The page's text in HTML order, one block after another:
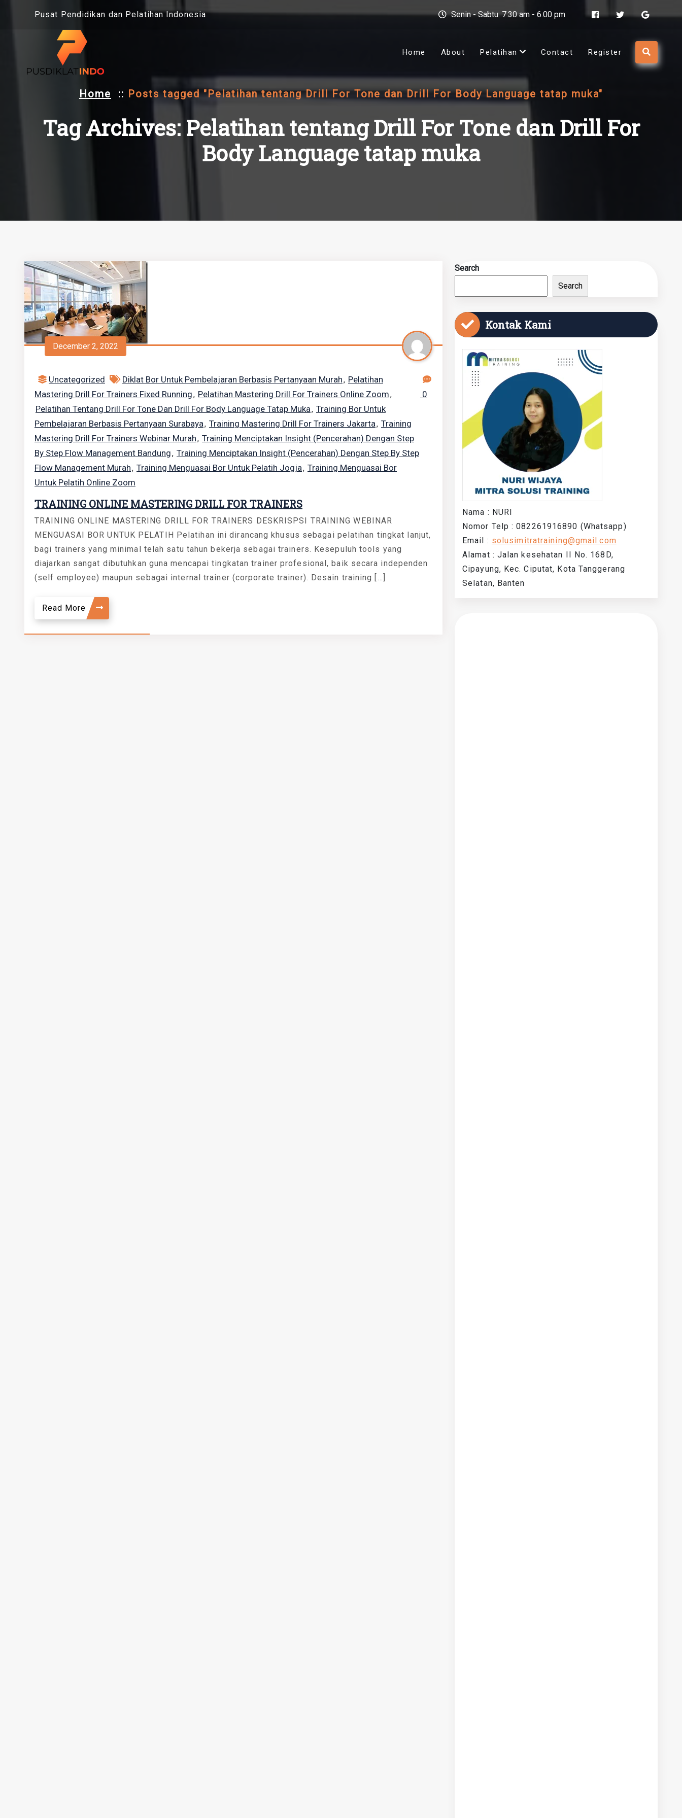
Pusat Pendidikan dan Pelatihan Indonesia Senin - Sabtu: 7.30 am - 6.00 pm
Home About Pelatihan Contact Register
Home :: Posts tagged "Pelatihan tentang Drill For Tone dan Drill For Body Language tatap muka"
Tag Archives: Pelatihan tentang Drill For Tone dan Drill For
Body Language tatap muka
December 2, 2022
Uncategorized Diklat Bor Untuk Pembelajaran Berbasis Pertanyaan Murah, Pelatihan
Mastering Drill For Trainers Fixed Running, Pelatihan Mastering Drill For Trainers Online Zoom,
Pelatihan Tentang Drill For Tone Dan Drill For Body Language Tatap Muka, Training Bor Untuk
Pembelajaran Berbasis Pertanyaan Surabaya, Training Mastering Drill For Trainers Jakarta, Training
Mastering Drill For Trainers Webinar Murah, Training Menciptakan Insight (pencerahan) Dengan Step
By Step Flow Management Bandung, Training Menciptakan Insight (pencerahan) Dengan Step By Step
Flow Management Murah, Training Menguasai Bor Untuk Pelatih Jogja, Training Menguasai Bor
Untuk Pelatih Online Zoom
0
TRAINING ONLINE MASTERING DRILL FOR TRAINERS
TRAINING ONLINE MASTERING DRILL FOR TRAINERS DESKRISPSI TRAINING WEBINAR
MENGUASAI BOR UNTUK PELATIH Pelatihan ini dirancang khusus sebagai pelatihan tingkat lanjut,
bagi trainers yang minimal telah satu tahun bekerja sebagai trainers. Kesepuluh tools yang
diajarkan sangat dibutuhkan guna mencapai tingkatan trainer profesional, baik secara independen
(self employee) maupun sebagai internal trainer (corporate trainer). Desain training […]
Read More
Search
Search
Kontak Kami
Nama : NURI
Nomor Telp : 082261916890 (Whatsapp)
Email : solusimitratraining@gmail.com
Alamat : Jalan kesehatan II No. 168D,
Cipayung, Kec. Ciputat, Kota Tanggerang
Selatan, Banten